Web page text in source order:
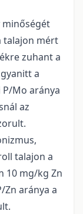
minőségét
talajon mért
zuhant a
a
Mo aránya
az
talajon a
10 mg/kg Zn
aránya a